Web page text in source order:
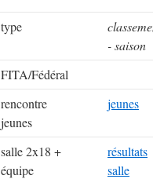
type
- saison
FITA/Fédéral
rencontre
jeunes
jeunes
salle 2x18 +
équipe
résultats
salle